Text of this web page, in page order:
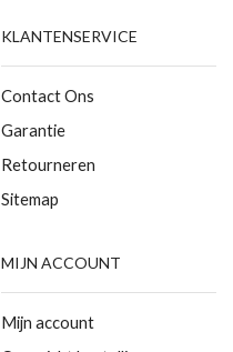
KLANTENSERVICE
Contact Ons
Garantie
Retourneren
Sitemap
MIJN ACCOUNT
Mijn account